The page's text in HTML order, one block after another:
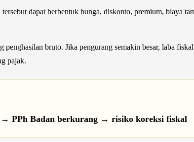
dapat berbentuk bunga, diskonto, premium, biaya
bruto. Jika pengurang semakin besar, laba
pajak.
→ PPh Badan berkurang → risiko koreksi fiskal